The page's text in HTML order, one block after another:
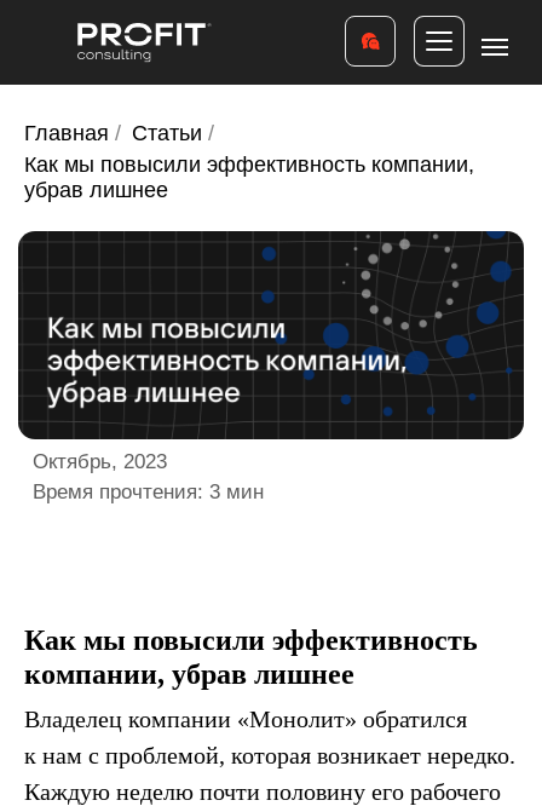
Главная / Статьи /
Как мы повысили эффективность компании,
убрав лишнее
Октябрь, 2023
Время прочтения: 3 мин
Как мы повысили эффективность
компании, убрав лишнее
Владелец компании «Монолит» обратился
к нам с проблемой, которая возникает нередко.
Каждую неделю почти половину его рабочего